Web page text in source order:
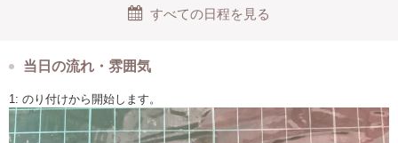
すべての日程を見る
当日の流れ・雰囲気
1: のり付けから開始します。